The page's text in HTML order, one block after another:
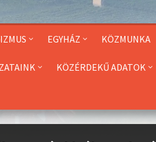
EGYHÁZ KÖZMUNKA
KÖZÉRDEKŰ ADATOK